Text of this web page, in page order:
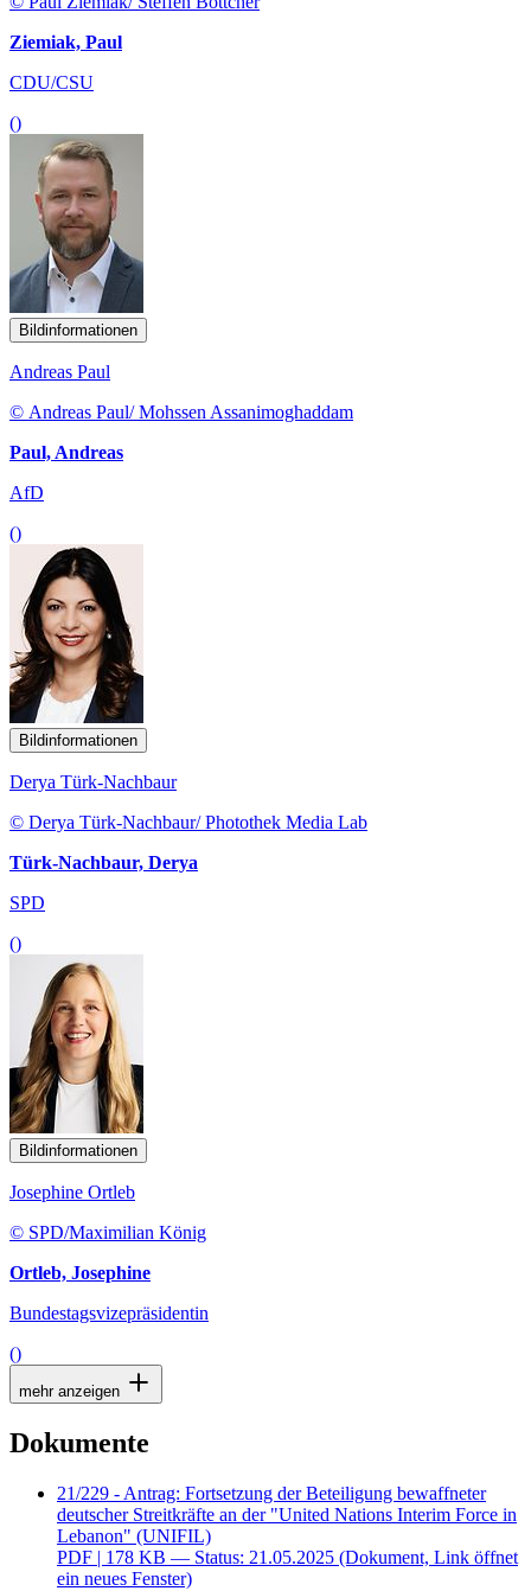
Ziemiak, Paul
CDU/CSU
()
Bildinformationen
Andreas Paul
© Andreas Paul/ Mohssen Assanimoghaddam
Paul, Andreas
AfD
()
Bildinformationen
Derya Türk-Nachbaur
© Derya Türk-Nachbaur/ Photothek Media Lab
Türk-Nachbaur, Derya
SPD
()
Bildinformationen
Josephine Ortleb
© SPD/Maximilian König
Ortleb, Josephine
Bundestagsvizepräsidentin
()
mehr anzeigen
Dokumente
21/229 - Antrag: Fortsetzung der Beteiligung bewaffneter
deutscher Streitkräfte an der "United Nations Interim Force in
Lebanon" (UNIFIL)
PDF | 178 KB — Status: 21.05.2025 (Dokument, Link öffnet
ein neues Fenster)